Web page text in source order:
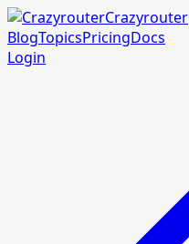
Crazyrouter
BlogTopicsPricingDocs
Login